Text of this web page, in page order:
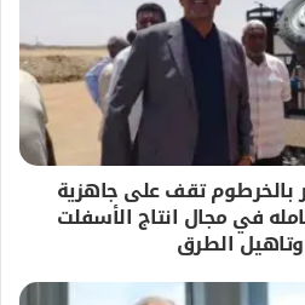
بالخرطوم تقف على جاهزية
في مجال انتاج الأسفلت
الطرق